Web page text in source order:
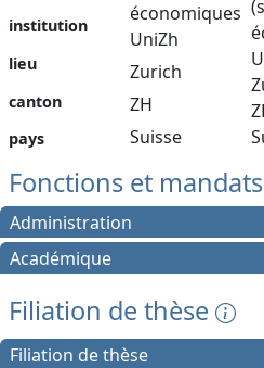
institution
lieu
canton
pays
économiques
UniZh
Zurich
ZH
Suisse
Fonctions et mandats
Administration
Académique
Filiation de thèse
Filiation de thèse